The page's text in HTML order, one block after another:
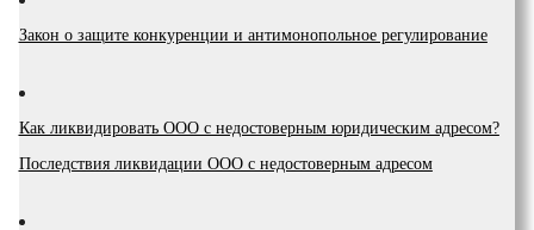
Закон о защите конкуренции и антимонопольное регулирование
Как ликвидировать ООО с недостоверным юридическим адресом?
Последствия ликвидации ООО с недостоверным адресом